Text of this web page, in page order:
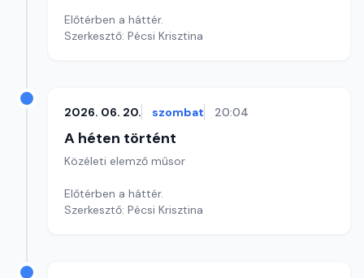
Előtérben a háttér.
Szerkesztő: Pécsi Krisztina
2026. 06. 20. szombat 20:04
A héten történt
Közéleti elemző műsor
Előtérben a háttér.
Szerkesztő: Pécsi Krisztina